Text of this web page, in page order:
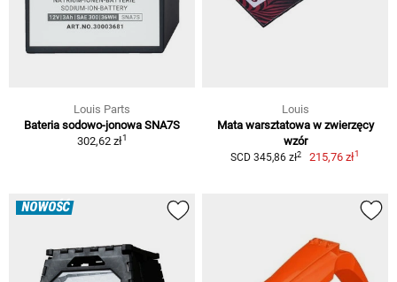
Louis Parts
Bateria sodowo-jonowa SNA7S
302,62 zł1
Louis
Mata warsztatowa w zwierzęcy
wzór
SCD 345,86 zł2 215,76 zł1
NOWOŚĆ